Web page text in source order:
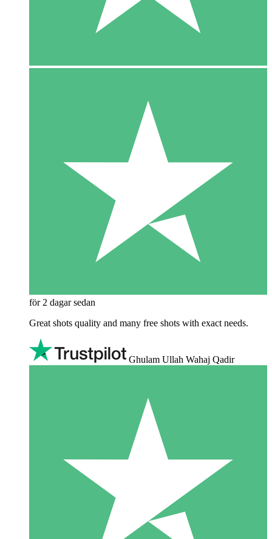
för 2 dagar sedan
Great shots quality and many free shots with exact needs.
Ghulam Ullah Wahaj Qadir